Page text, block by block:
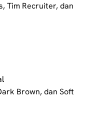
Tim Recruiter, dan
Brown, dan Soft